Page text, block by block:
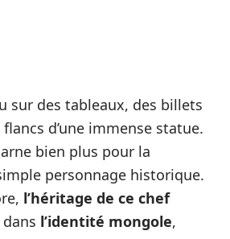
sur des tableaux, des billets
d’une immense statue.
bien plus pour la
personnage historique.
l’héritage de ce chef
l’identité mongole,